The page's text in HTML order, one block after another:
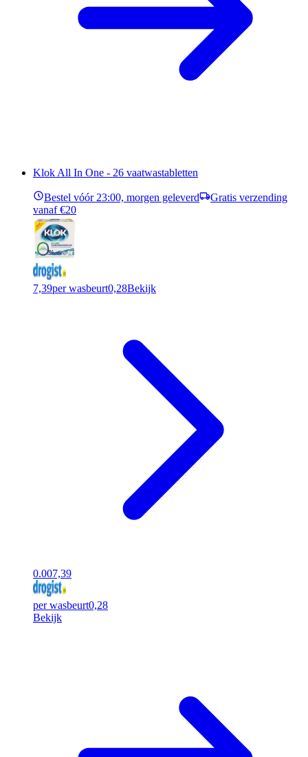
Klok All In One - 26 vaatwastabletten
Bestel vóór 23:00, morgen geleverd
Gratis verzending
vanaf €20
7,39per wasbeurt0,28Bekijk
0.007,39
per wasbeurt0,28
Bekijk